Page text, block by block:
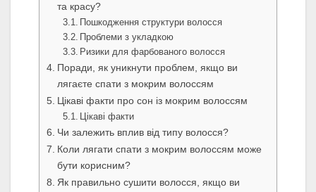
та красу?
Пошкодження структури волосся
Проблеми з укладкою
Ризики для фарбованого волосся
Поради, як уникнути проблем, якщо ви
лягаєте спати з мокрим волоссям
Цікаві факти про сон із мокрим волоссям
Цікаві факти
Чи залежить вплив від типу волосся?
Коли лягати спати з мокрим волоссям може
бути корисним?
Як правильно сушити волосся, якщо ви